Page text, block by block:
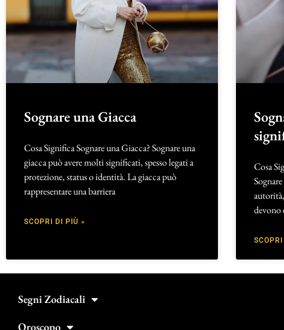
Sognare una Giacca
Cosa Significa Sognare una Giacca? Sognare una
giacca può avere molti significati, spesso legati a
protezione, status o identità. La giacca può
rappresentare una barriera
SCOPRI DI PIÙ »
Cosa
devono
Segni Zodiacali
Oroscopo